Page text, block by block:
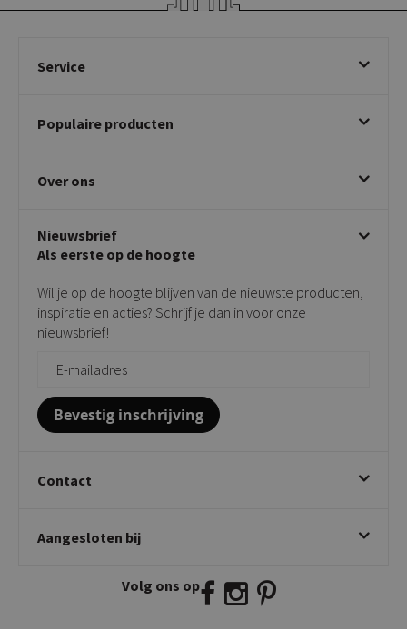
Service
Betalen & annuleren
Klachtafhandeling
Privacy policy
Populaire producten
Draaibare eetkamerstoelen
Taupe stoelen
Tuinstoelen
Bijzettafels
Over ons
Showroom
Contact
Onderhoudsproducten
Vloerbescherming
Giftcards
Nieuwsbrief
Als eerste op de hoogte
Wil je op de hoogte blijven van de nieuwste producten,
inspiratie en acties? Schrijf je dan in voor onze
nieuwsbrief!
Bevestig inschrijving
Contact
Twijnstraweg 2
info@kickcollection.nl
Aangesloten bij
Volg ons op